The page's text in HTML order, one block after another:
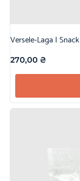
Versele-Laga |
270,00 ₴